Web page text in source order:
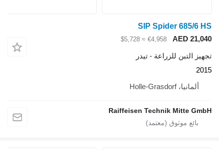
SIP Spider 685/6 HS
AED 21,040
€4,958
≈ $5,728
تجهيز التبن للزراعة - تيدر
2015
ألمانيا، Holle-Grasdorf
Raiffeisen Technik Mitte GmbH